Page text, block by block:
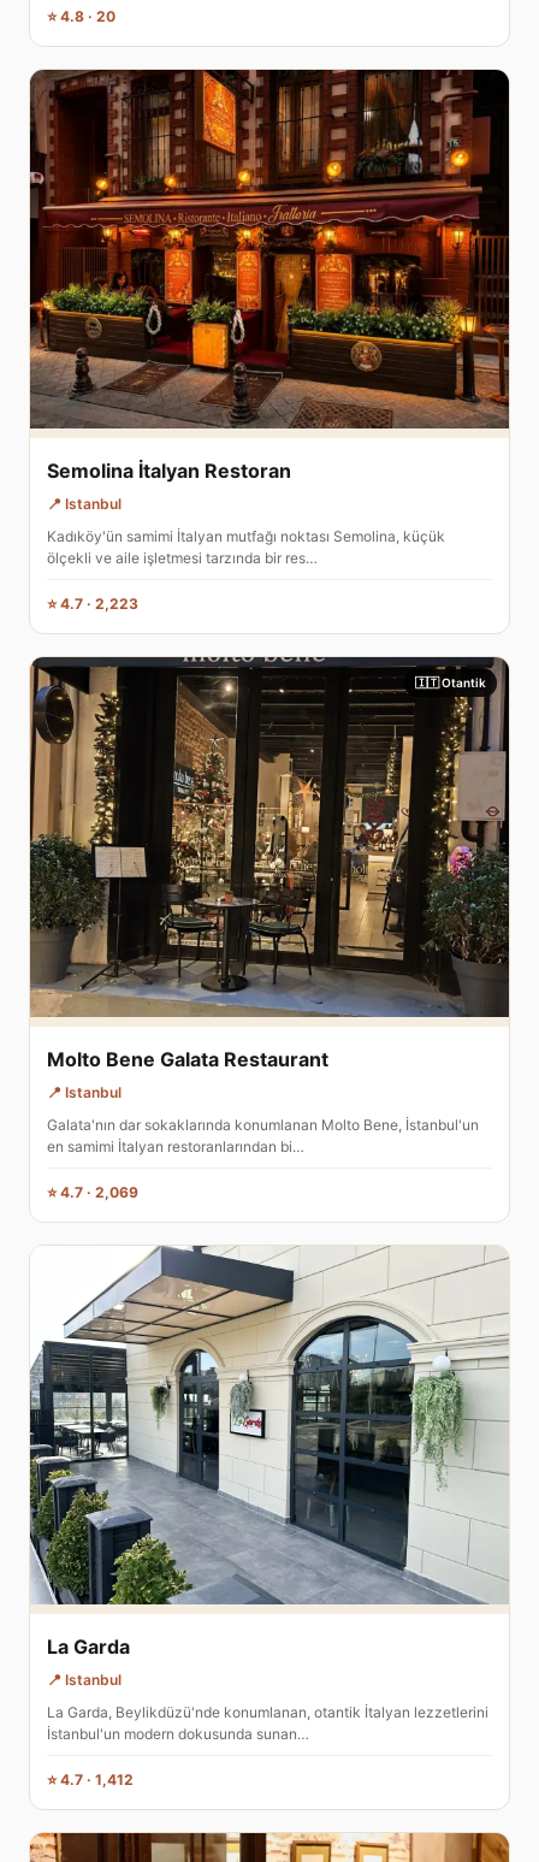
⭐ 4.8 · 20
Semolina İtalyan Restoran
📍 Istanbul
Kadıköy'ün samimi İtalyan mutfağı noktası Semolina, küçük
ölçekli ve aile işletmesi tarzında bir res…
⭐ 4.7 · 2,223
🇮🇹 Otantik
Molto Bene Galata Restaurant
📍 Istanbul
Galata'nın dar sokaklarında konumlanan Molto Bene, İstanbul'un
en samimi İtalyan restoranlarından bi…
⭐ 4.7 · 2,069
La Garda
📍 Istanbul
La Garda, Beylikdüzü'nde konumlanan, otantik İtalyan lezzetlerini
İstanbul'un modern dokusunda sunan…
⭐ 4.7 · 1,412